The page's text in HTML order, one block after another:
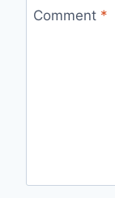
Comment *